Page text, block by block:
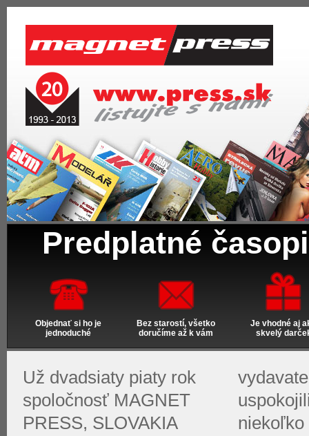
Predplatné
Objednať si ho je
jednoduché
Bez starostí, všetko
doručíme až k vám
Je vhodné aj
skvelý
Už dvadsiaty piaty rok
spoločnosť MAGNET
PRESS, SLOVAKIA